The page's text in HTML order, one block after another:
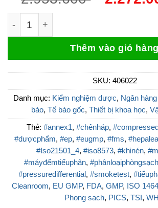
Thêm vào giỏ hàng
SKU: 406022
Danh mục: Kiểm nghiệm dược, Ngân
bào, Tế bào gốc, Thiết bị khoa học,
Thẻ: #annex1, #chênháp,
#dượcphẩm, #ep, #eugmp, #fms,
#Iso21501_4, #iso8573, #khinén,
#máyđếmtiểuphân, #phânloạiphòngsạch
#pressuredifferential , #smoketest,
Cleanroom, EU GMP, FDA, GMP, ISO
Phong sach, PICS, TSI ,